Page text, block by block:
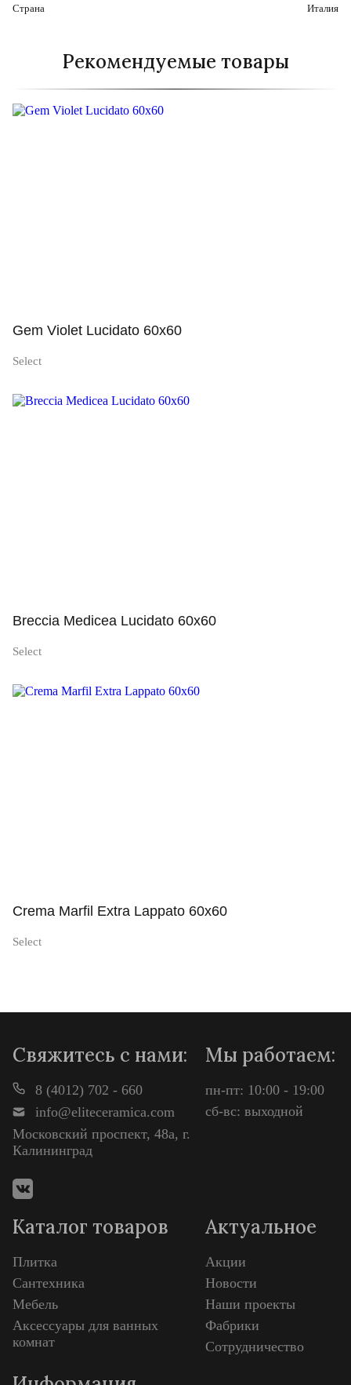
Страна Италия
Рекомендуемые товары
Gem Violet Lucidato 60x60
Select
Breccia Medicea Lucidato 60x60
Select
Просмотр
Crema Marfil Extra Lappato 60x60
Select
Свяжитесь с нами:
8 (4012) 702 - 660
info@eliteceramica.com
Московский проспект, 48а, г.
Калининград
Мы работаем:
пн-пт: 10:00 - 19:00
сб-вс: выходной
Каталог товаров
Плитка
Сантехника
Мебель
Аксессуары для ванных
комнат
Актуальное
Акции
Новости
Наши проекты
Фабрики
Сотрудничество